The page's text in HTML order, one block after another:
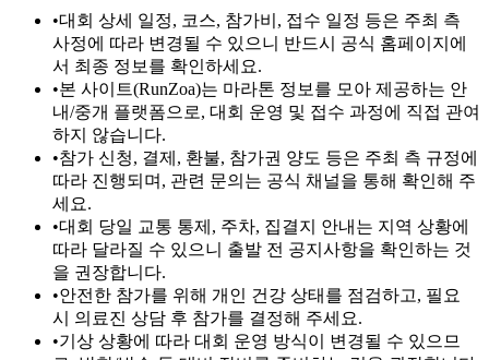
•대회 상세 일정, 코스, 참가비, 접수 일정 등은 주최 측
사정에 따라 변경될 수 있으니 반드시 공식 홈페이지에
서 최종 정보를 확인하세요.
•본 사이트(RunZoa)는 마라톤 정보를 모아 제공하는 안
내/중개 플랫폼으로, 대회 운영 및 접수 과정에 직접 관여
하지 않습니다.
•참가 신청, 결제, 환불, 참가권 양도 등은 주최 측 규정에
따라 진행되며, 관련 문의는 공식 채널을 통해 확인해 주
세요.
•대회 당일 교통 통제, 주차, 집결지 안내는 지역 상황에
따라 달라질 수 있으니 출발 전 공지사항을 확인하는 것
을 권장합니다.
•안전한 참가를 위해 개인 건강 상태를 점검하고, 필요
시 의료진 상담 후 참가를 결정해 주세요.
•기상 상황에 따라 대회 운영 방식이 변경될 수 있으므